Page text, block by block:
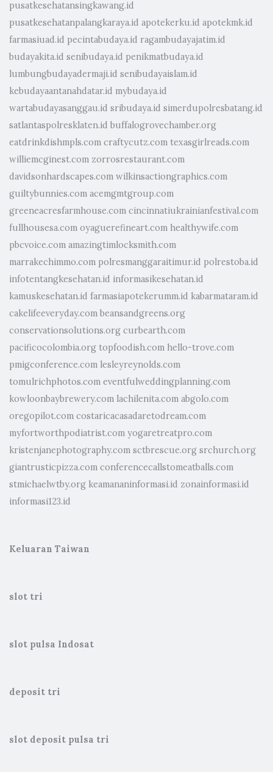
pusatkesehatansingkawang.id
pusatkesehatanpalangkaraya.id apotekerku.id apotekmk.id
farmasiuad.id pecintabudaya.id ragambudayajatim.id
budayakita.id senibudaya.id penikmatbudaya.id
lumbungbudayadermaji.id senibudayaislam.id
kebudayaantanahdatar.id mybudaya.id
wartabudayasanggau.id sribudaya.id simerdupolresbatang.id
satlantaspolresklaten.id buffalogrovechamber.org
eatdrinkdishmpls.com craftycutz.com texasgirlreads.com
williemcginest.com zorrosrestaurant.com
davidsonhardscapes.com wilkinsactiongraphics.com
guiltybunnies.com acemgmtgroup.com
greeneacresfarmhouse.com cincinnatiukrainianfestival.com
fullhousesa.com oyaguerefineart.com healthywife.com
pbcvoice.com amazingtimlocksmith.com
marrakechimmo.com polresmanggaraitimur.id polrestoba.id
infotentangkesehatan.id informasikesehatan.id
kamuskesehatan.id farmasiapotekerumm.id kabarmataram.id
cakelifeeveryday.com beansandgreens.org
conservationsolutions.org curbearth.com
pacificocolombia.org topfoodish.com hello-trove.com
pmigconference.com lesleyreynolds.com
tomulrichphotos.com eventfulweddingplanning.com
kowloonbaybrewery.com lachilenita.com abgolo.com
oregopilot.com costaricacasadaretodream.com
myfortworthpodiatrist.com yogaretreatpro.com
kristenjanephotography.com sctbrescue.org srchurch.org
giantrusticpizza.com conferencecallstomeatballs.com
stmichaelwtby.org keamananinformasi.id zonainformasi.id
informasi123.id
Keluaran Taiwan
slot tri
slot pulsa Indosat
deposit tri
slot deposit pulsa tri